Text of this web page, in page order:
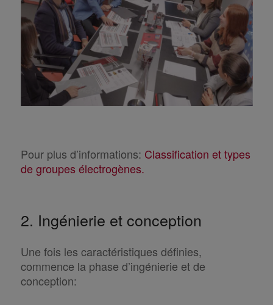
Pour plus d’informations: Classification et types
de groupes électrogènes.
2. Ingénierie et conception
Une fois les caractéristiques définies,
commence la phase d’ingénierie et de
conception: